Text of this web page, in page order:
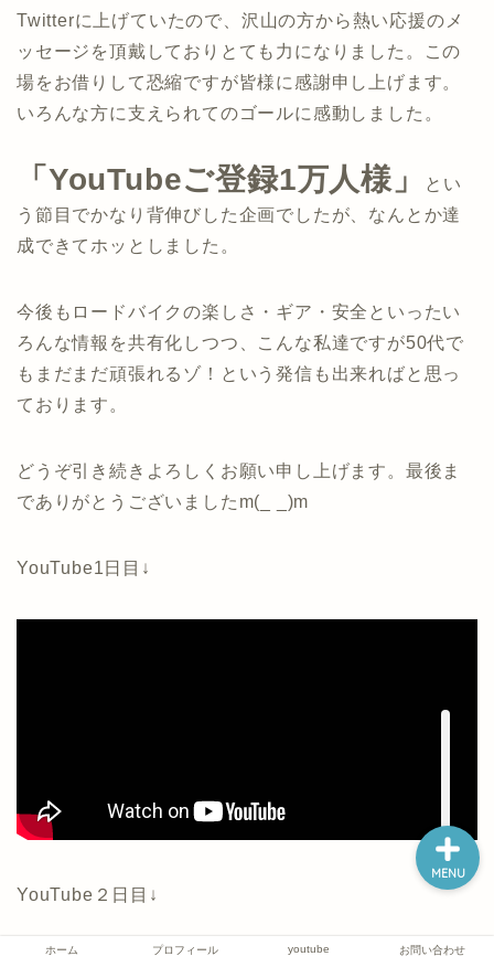
Twitterに上げていたので、沢山の方から熱い応援のメ
ッセージを頂戴しておりとても力になりました。この
場をお借りして恐縮ですが皆様に感謝申し上げます。
いろんな方に支えられてのゴールに感動しました。
「YouTubeご登録1万人様」
とい
う節目でかなり背伸びした企画でしたが、なんとか達
成できてホッとしました。
今後もロードバイクの楽しさ・ギア・安全といったい
ろんな情報を共有化しつつ、こんな私達ですが50代で
もまだまだ頑張れるゾ！という発信も出来ればと思っ
ております。
どうぞ引き続きよろしくお願い申し上げます。最後ま
でありがとうございましたm(_ _)m
YouTube1日目↓
YouTube２日目↓
ホーム プロフィール youtube お問い合わせ
MENU
プロフィール